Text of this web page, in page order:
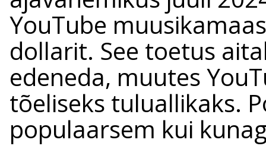
YouTube
dollarit. See toetus
edeneda, muutes
tõeliseks tuluallikaks.
populaarsem kui